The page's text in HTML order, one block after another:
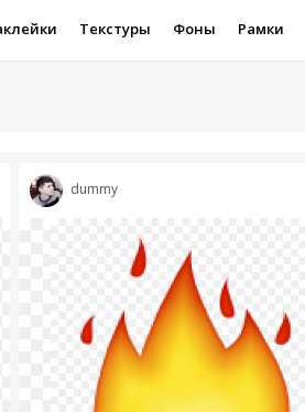
Текстуры Фоны Рамки
dummy